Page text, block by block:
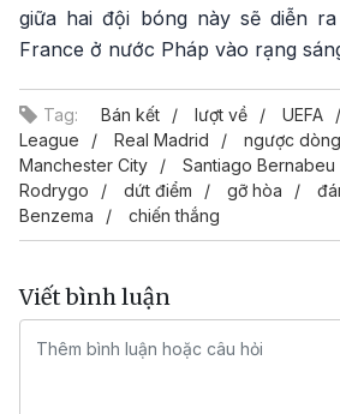
giữa hai đội bóng này sẽ diễn
France ở nước Pháp vào rạng
Tag: Bán kết lượt về UEFA
League
Real Madrid ngược dòng
Manchester City
Santiago Bernabeu
Rodrygo
dứt điểm gỡ hòa
Benzema
chiến thắng
Viết bình luận